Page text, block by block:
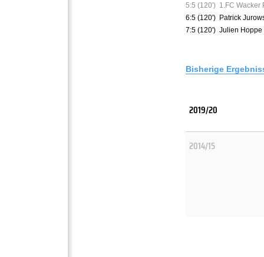
5:5 (120') 1.FC Wacker
6:5 (120') Patrick
7:5 (120') Julien Hoppe
Bisherige
2019/20
2014/15